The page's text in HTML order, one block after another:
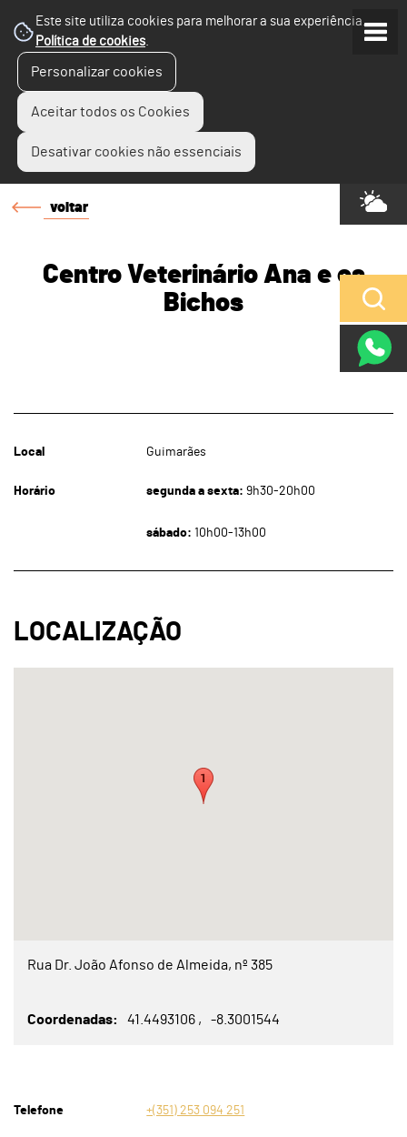
Este site utiliza cookies para melhorar a sua experiência.
Política de cookies.
Personalizar cookies
Aceitar todos os Cookies
Desativar cookies não essenciais
voltar
Centro Veterinário Ana e os
Bichos
Local Guimarães
Horário segunda a sexta: 9h30-20h00
sábado: 10h00-13h00
Rua Dr. João Afonso de Almeida, nº 385
Coordenadas 41.4493106 -8.3001544
Telefone +(351) 253 094 251